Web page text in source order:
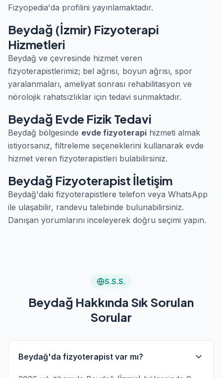
Fizyopedia'da profilini yayınlamaktadır.
Beydağ (İzmir) Fizyoterapi
Hizmetleri
Beydağ ve çevresinde hizmet veren
fizyoterapistlerimiz; bel ağrısı, boyun ağrısı, spor
yaralanmaları, ameliyat sonrası rehabilitasyon ve
nörolojik rahatsızlıklar için tedavi sunmaktadır.
Beydağ Evde Fizik Tedavi
Beydağ bölgesinde evde fizyoterapi hizmeti almak
istiyorsanız, filtreleme seçeneklerini kullanarak evde
hizmet veren fizyoterapistleri bulabilirsiniz.
Beydağ Fizyoterapist İletişim
Beydağ'daki fizyoterapistlere telefon veya WhatsApp
ile ulaşabilir, randevu talebinde bulunabilirsiniz.
Danışan yorumlarını inceleyerek doğru seçimi yapın.
S.S.S.
Beydağ Hakkında Sık Sorulan
Sorular
Beydağ'da fizyoterapist var mı?